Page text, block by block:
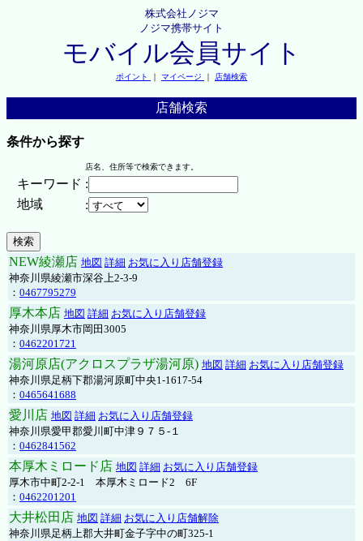
株式会社ノジマ
ノジマ携帯サイト
モバイル会員サイト
ポイント ｜ マイページ ｜ 店舗検索
店舗検索
条件から探す
店名、住所等で検索できます。
キーワード :
地域
:
NEW綾瀬店 地図 詳細 お気に入り店舗登録
神奈川県綾瀬市深谷上2-3-9
： 0467795279
厚木本店 地図 詳細 お気に入り店舗登録
神奈川県厚木市岡田3005
： 0462201721
湯河原店(アクロスプラザ湯河原) 地図 詳細 お気に入り店舗登録
神奈川県足柄下郡湯河原町中央1-1617-54
： 0465641688
愛川店 地図 詳細 お気に入り店舗登録
神奈川県愛甲郡愛川町中津９７５-１
： 0462841562
本厚木ミロード店 地図 詳細 お気に入り店舗登録
厚木市中町2-2-1 本厚木ミロード2 6F
： 0462201201
大井松田店 地図 詳細 お気に入り店舗解除
神奈川県足柄上郡大井町金子字中の町325-1